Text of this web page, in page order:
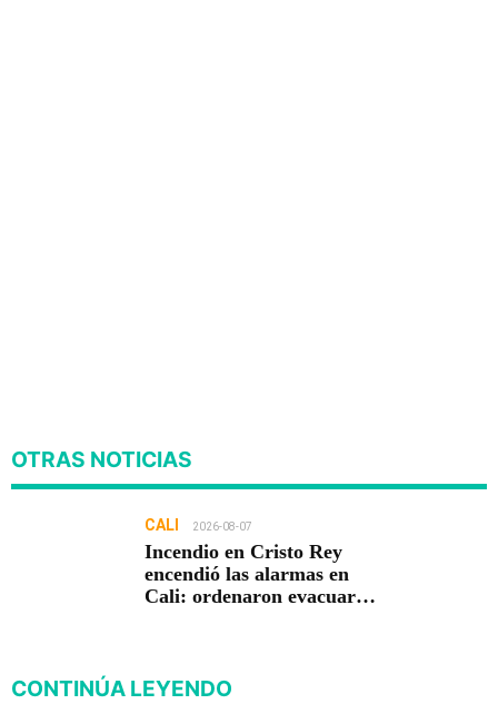
OTRAS NOTICIAS
CALI 2026-08-07
Incendio en Cristo Rey
encendió las alarmas en
Cali: ordenaron evacuar
CONTINÚA LEYENDO